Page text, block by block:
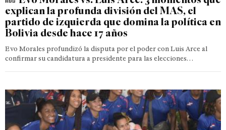
explican la profunda división del MAS, el
partido de izquierda que domina la política en
Bolivia desde hace 17 años
Evo Morales profundizó la disputa por el poder con Luis Arce al
confirmar su candidatura a presidente para las elecciones…